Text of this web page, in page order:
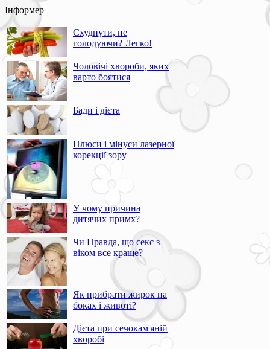
Інформер
Схуднути, не
голодуючи? Легко!
Чоловічі хвороби, яких
варто боятися
Бади і дієта
Плюси і мінуси лазерної
корекції зору
У чому причина
дитячих примх?
Чи Правда, що секс з
віком все краще?
Як прибрати жирок на
боках і животі?
Дієта при сечокам'яній
хворобі